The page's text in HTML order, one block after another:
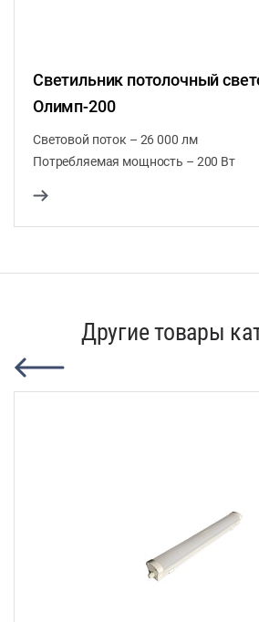
Светильник потолочный
Олимп-200
Световой поток – 26 000 лм
Потребляемая мощность – 200 Вт
Другие товары